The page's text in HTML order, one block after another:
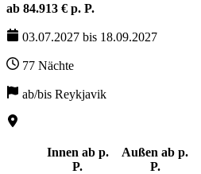
ab 84.913 € p. P.
03.07.2027 bis 18.09.2027
77 Nächte
ab/bis Reykjavik
Innen ab p.
P.
Außen ab p.
P.